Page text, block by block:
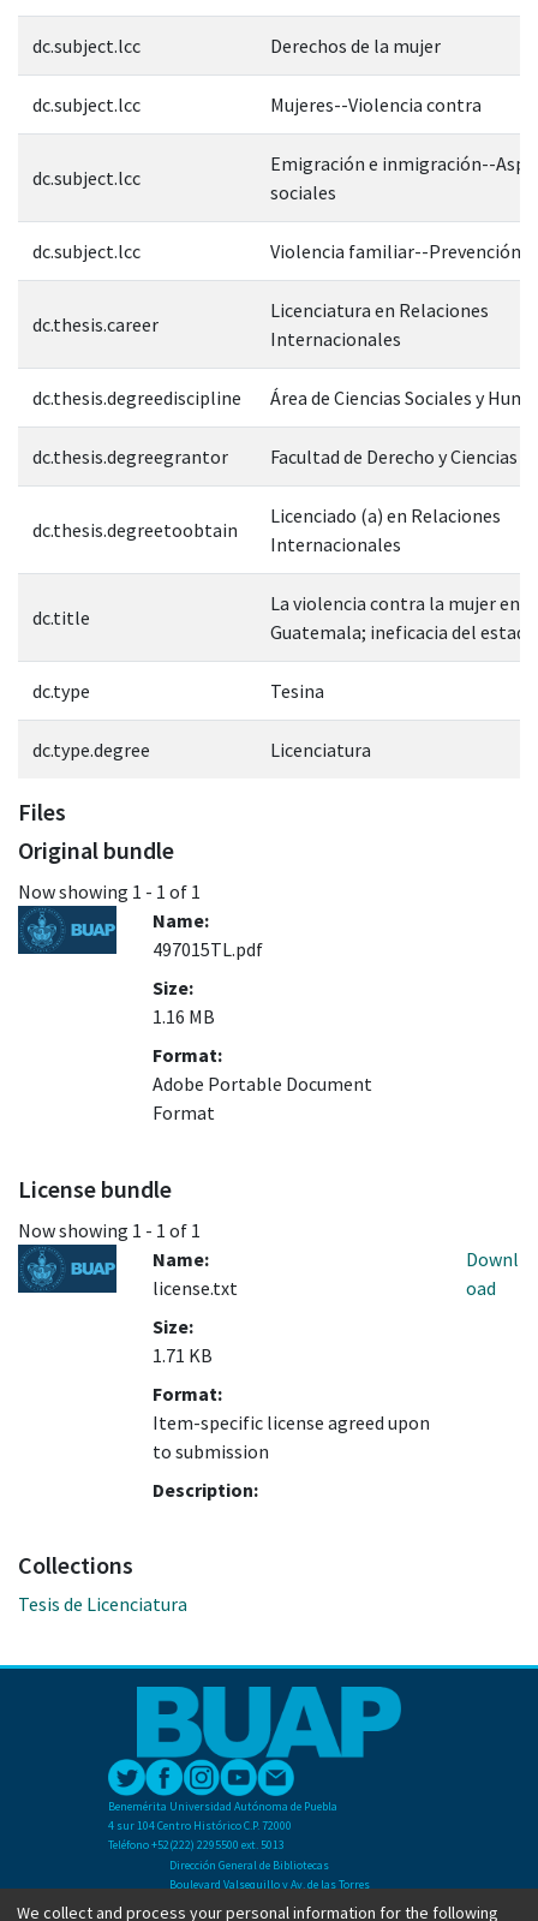
dc.subject.lcc Derechos de la mujer
dc.subject.lcc Mujeres--Violencia contra
dc.subject.lcc
Emigración e inmigración--
sociales
dc.subject.lcc Violencia familiar--Prevención
dc.thesis.career
Licenciatura en Relaciones
Internacionales
dc.thesis.degreediscipline Área de Ciencias Sociales y
dc.thesis.degreegrantor Facultad de Derecho y Ciencias
dc.thesis.degreetoobtain
Licenciado (a) en Relaciones
Internacionales
dc.title
La violencia contra la mujer en
Guatemala; ineficacia del estado
dc.type Tesina
dc.type.degree Licenciatura
Files
Original bundle
Now showing 1 - 1 of 1
Name:
497015TL.pdf
Size:
1.16 MB
Format:
Adobe Portable Document
Format
License bundle
Now showing 1 - 1 of 1
Name:
license.txt
Size:
1.71 KB
Format:
Item-specific license agreed upon
to submission
Description:
Downl
oad
Collections
Tesis de Licenciatura
Benemérita Universidad Autónoma de Puebla
4 sur 104 Centro Histórico C.P. 72000
Teléfono +52(222) 2295500 ext. 5013
Dirección General de Bibliotecas
Boulevard Valsequillo y Av. de las Torres
Ciudad Universitaria. Col. San Manuel
We collect and process your personal information for the following